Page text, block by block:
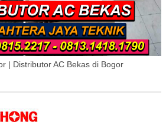
| Distributor AC Bekas di Bogor